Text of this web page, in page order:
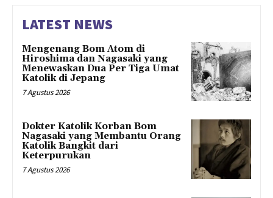
LATEST NEWS
Mengenang Bom Atom di
Hiroshima dan Nagasaki yang
Menewaskan Dua Per Tiga Umat
Katolik di Jepang
7 Agustus 2026
Dokter Katolik Korban Bom
Nagasaki yang Membantu Orang
Katolik Bangkit dari
Keterpurukan
7 Agustus 2026